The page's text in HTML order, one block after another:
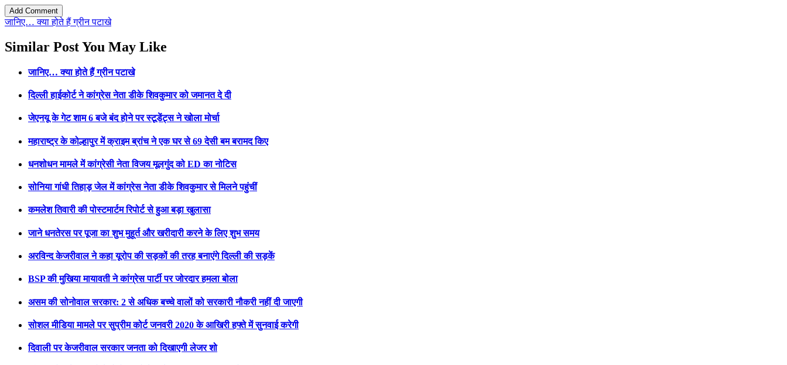
जानिए… क्या होते हैं ग्रीन पटाखे
Similar Post You May Like
जानिए… क्या होते हैं ग्रीन पटाखे
दिल्ली हाईकोर्ट ने कांग्रेस नेता डीके शिवकुमार को जमानत दे दी
जेएनयू के गेट शाम 6 बजे बंद होने पर स्‍टूडेंट्स ने खोला मोर्चा
महाराष्ट्र के कोल्हापुर में क्राइम ब्रांच ने एक घर से 69 देसी बम बरामद किए
धनशोधन मामले में कांग्रेसी नेता विजय मूलगुंद को ED का नोटिस
सोनिया गांधी तिहाड़ जेल में कांग्रेस नेता डीके शिवकुमार से मिलने पहुंचीं
कमलेश तिवारी की पोस्टमार्टम रिपोर्ट से हुआ बड़ा खुलासा
जाने धनतेरस पर पूजा का शुभ मुहूर्त और खरीदारी करने के लिए शुभ समय
अरविन्द केजरीवाल ने कहा यूरोप की सड़कों की तरह बनाएंगे दिल्ली की सड़कें
BSP की मुखिया मायावती ने कांग्रेस पार्टी पर जोरदार हमला बोला
असम की सोनोवाल सरकार: 2 से अधिक बच्चे वालों को सरकारी नौकरी नहीं दी जाएगी
सोशल मीडिया मामले पर सुप्रीम कोर्ट जनवरी 2020 के आखिरी हफ्ते में सुनवाई करेगी
दिवाली पर केजरीवाल सरकार जनता को दिखाएगी लेजर शो